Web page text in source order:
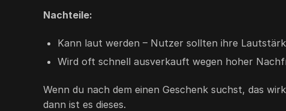
Nachteile:
Kann laut werden – Nutzer sollten ihre
Wird oft schnell ausverkauft wegen hoher
Wenn du nach dem einen Geschenk suchst, das
dann ist es dieses.